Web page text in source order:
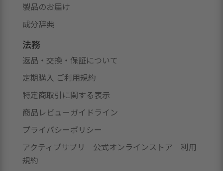
製品のお届け
成分辞典
法務
返品・交換・保証について
定期購入 ご利用規約
特定商取引に関する表示
商品レビューガイドライン
プライバシーポリシー
アクティブサプリ 公式オンラインストア 利用
規約